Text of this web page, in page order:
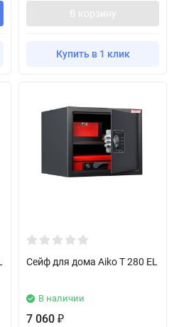
В корзину
Купить в 1 клик
Сейф для дома Aiko T 280 EL
В наличии
7 060 ₽